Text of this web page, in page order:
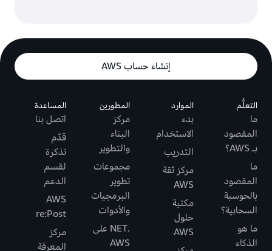
إنشاء حساب AWS
التعلُّم
ما
المقصود
بـ AWS؟
ما
المقصود
بالحوسبة
السحابية؟
ما هو
الذكاء
الموارد
بدء
الاستخدام
التدريب
مركز ثقة
AWS
مكتبة
حلول
AWS
المطورين
مركز
البناء
والتطوير
مجموعات
تطوير
البرمجيات
والأدوات
.NET على
AWS
المساعدة
اتصل بنا
قدّم
تذكرة
لقسم
الدعم
AWS
re:Post
مركز
المعرفة